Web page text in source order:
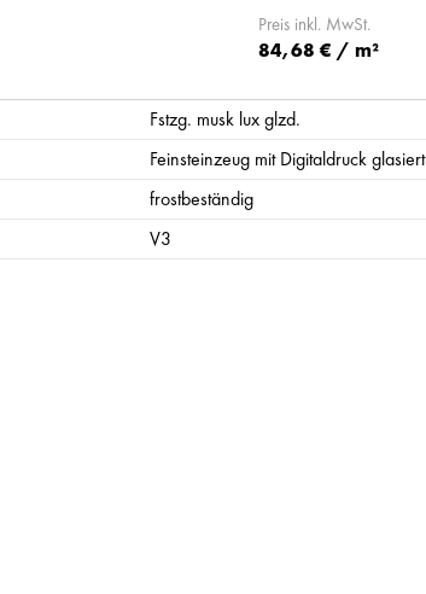
Preis inkl. MwSt.
84,68 € / m²
Fstzg. musk lux glzd.
Feinsteinzeug mit Digitaldruck glasiert
frostbeständig
V3